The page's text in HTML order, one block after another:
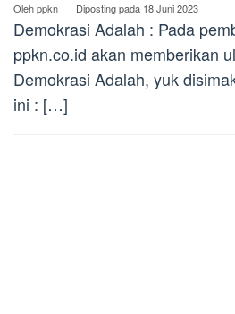
Olehppkn Diposting pada 18 Juni 2023
Demokrasi Adalah : Pada
ppkn.co.id akan memberikan
Demokrasi Adalah, yuk
ini : […]